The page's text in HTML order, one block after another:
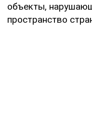
объекты,
пространство